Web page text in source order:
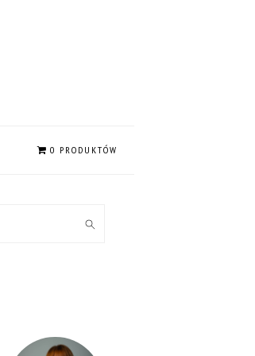
0 PRODUKTÓW